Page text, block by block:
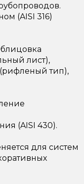
(AISI 316)
лист),
тип),
(AISI 430).
для систем